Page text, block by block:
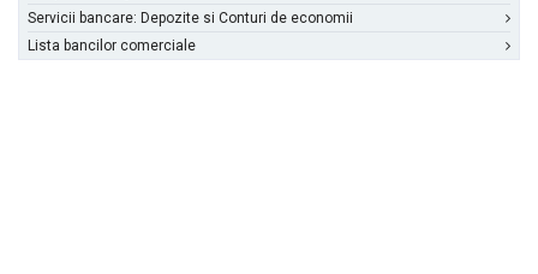
Servicii bancare: Depozite si Conturi de economii
Lista bancilor comerciale